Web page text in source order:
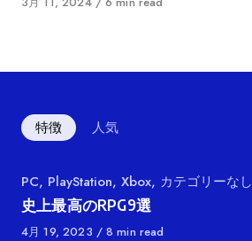
特徴 人気
カ
テ
ゴ
PC, PlayStation, Xbox, カテゴリーなし
史上最高のRPG9選
に
4月 19, 2023 8 min read